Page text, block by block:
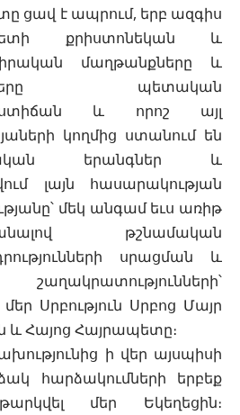
ցավ է ապրում, երբ ազգիս
քրիստոնեկան և
մաղթանքները և
պետական
և որոշ այլ
կողմից ստանում են
երանգներ և
լայն հասարակության
մեկ անգամ եւս առիթ
թշնամական
սրացման և
շաղակրատությունների՝
Սրբություն Սրբոց Մայր
և Հայոց Հայրապետը։
ի վեր այսպիսի
հարձակումների երբեք
մեր Եկեղեցին։